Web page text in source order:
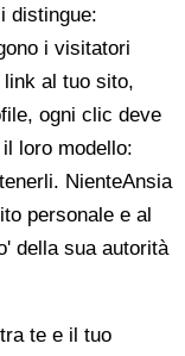
distingue:
i visitatori
al tuo sito,
ogni clic deve
loro modello:
NienteAnsia
personale e al
della sua autorità
te e il tuo